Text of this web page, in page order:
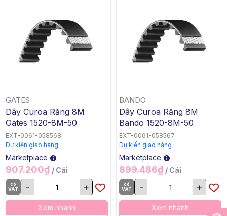
GATES
Dây Curoa Răng 8M
Gates 1520-8M-50
EXT-0061-058568
Dự kiến giao hàng
Marketplace
907.200₫ / Cái
có
VAT
- +
Xem nhanh
BANDO
Dây Curoa Răng 8M
Bando 1520-8M-50
EXT-0061-058567
Dự kiến giao hàng
Marketplace
899.486₫ / Cái
có
VAT
- +
Xem nhanh